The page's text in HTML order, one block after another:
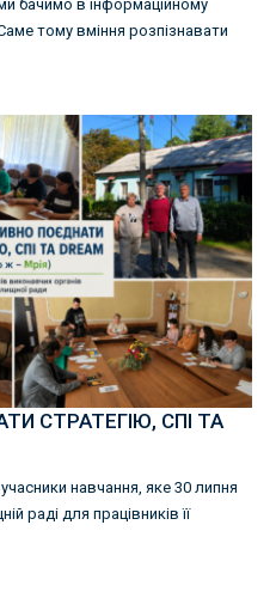
бачимо в інформаційному
тому вміння розпізнавати
СТРАТЕГІЮ, СПІ ТА
навчання, яке 30 липня
раді для працівників її